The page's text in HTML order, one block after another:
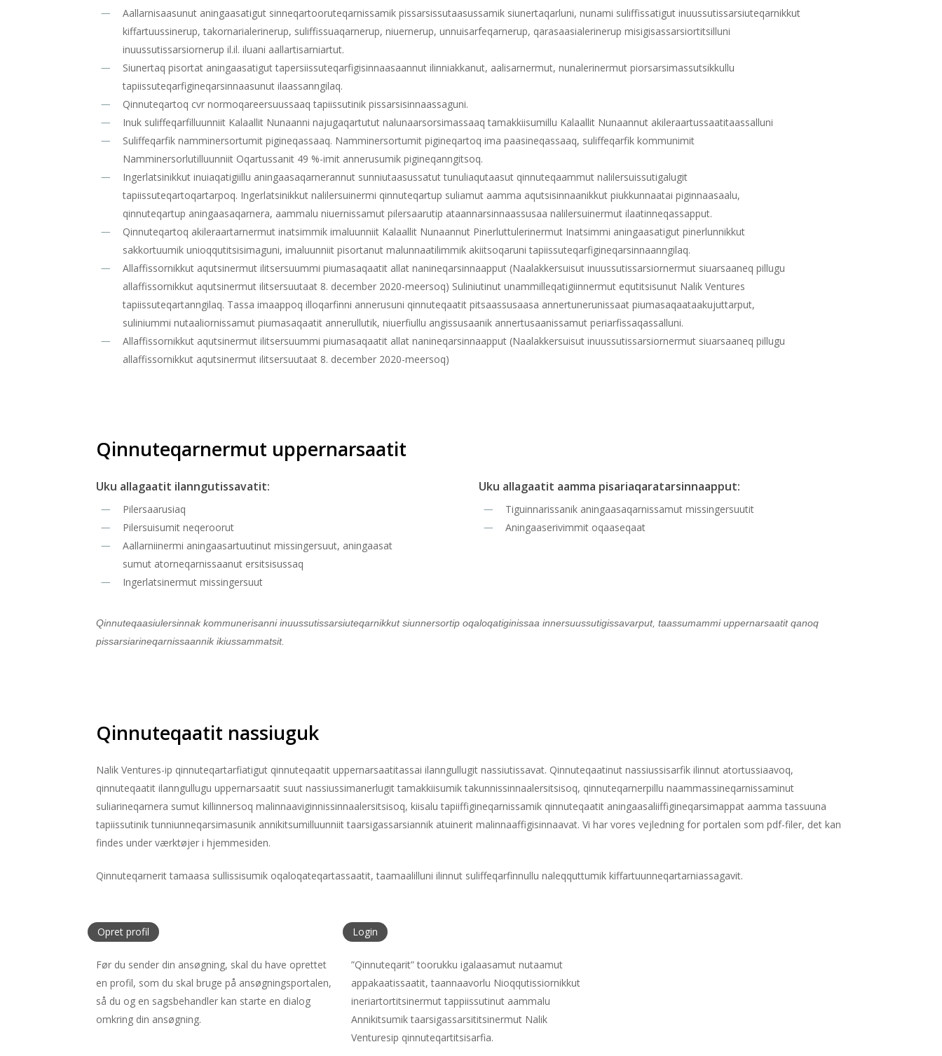
Aallarnisaasunut aningaasatigut sinneqartooruteqarnissamik pissarsissutaasussamik siunertaqarluni, nunami suliffissatigut inuussutissarsiuteqarnikkut
kiffartuussinerup, takornarialerinerup, suliffissuaqarnerup, niuernerup, unnuisarfeqarnerup, qarasaasialerinerup misigisassarsiortitsilluni
inuussutissarsiornerup il.il. iluani aallartisarniartut.
Siunertaq pisortat aningaasatigut tapersiissuteqarfigisinnaasaannut ilinniakkanut, aalisarnermut, nunalerinermut piorsarsimassutsikkullu
tapiissuteqarfigineqarsinnaasunut ilaassanngilaq.
Qinnuteqartoq cvr normoqareersuussaaq tapiissutinik pissarsisinnaassaguni.
Inuk suliffeqarfilluunniit Kalaallit Nunaanni najugaqartutut nalunaarsorsimassaaq tamakkiisumillu Kalaallit Nunaannut akileraartussaatitaassalluni
Suliffeqarfik namminersortumit pigineqassaaq. Namminersortumit pigineqartoq ima paasineqassaaq, suliffeqarfik kommunimit
Namminersorlutilluunniit Oqartussanit 49 %-imit annerusumik pigineqanngitsoq.
Ingerlatsinikkut inuiaqatigiillu aningaasaqarnerannut sunniutaasussatut tunuliaqutaasut qinnuteqaammut nalilersuissutigalugit
tapiissuteqartoqartarpoq. Ingerlatsinikkut nalilersuinermi qinnuteqartup suliamut aamma aqutsisinnaanikkut piukkunnaatai piginnaasaalu,
qinnuteqartup aningaasaqarnera, aammalu niuernissamut pilersaarutip ataannarsinnaassusaa nalilersuinermut ilaatinneqassapput.
Qinnuteqartoq akileraartarnermut inatsimmik imaluunniit Kalaallit Nunaannut Pinerluttulerinermut Inatsimmi aningaasatigut pinerlunnikkut
sakkortuumik unioqqutitsisimaguni, imaluunniit pisortanut malunnaatilimmik akiitsoqaruni tapiissuteqarfigineqarsinnaanngilaq.
Allaffissornikkut aqutsinermut ilitsersuummi piumasaqaatit allat nanineqarsinnaapput (Naalakkersuisut inuussutissarsiornermut siuarsaaneq pillugu
allaffissornikkut aqutsinermut ilitsersuutaat 8. december 2020-meersoq) Suliniutinut unammilleqatigiinnermut equtitsisunut Nalik Ventures
tapiissuteqartanngilaq. Tassa imaappoq illoqarfinni annerusuni qinnuteqaatit pitsaassusaasa annertunerunissaat piumasaqaataakujuttarput,
suliniummi nutaaliornissamut piumasaqaatit annerullutik, niuerfiullu angissusaanik annertusaanissamut periarfissaqassalluni.
Allaffissornikkut aqutsinermut ilitsersuummi piumasaqaatit allat nanineqarsinnaapput (Naalakkersuisut inuussutissarsiornermut siuarsaaneq pillugu
allaffissornikkut aqutsinermut ilitsersuutaat 8. december 2020-meersoq)
Qinnuteqarnermut uppernarsaatit
Uku allagaatit ilanngutissavatit:
Pilersaarusiaq
Pilersuisumit neqeroorut
Aallarniinermi aningaasartuutinut missingersuut, aningaasat
sumut atorneqarnissaanut ersitsisussaq
Ingerlatsinermut missingersuut
Uku allagaatit aamma pisariaqaratarsinnaapput:
Tiguinnarissanik aningaasaqarnissamut missingersuutit
Aningaaserivimmit oqaaseqaat
Qinnuteqaasiulersinnak kommunerisanni inuussutissarsiuteqarnikkut siunnersortip oqaloqatiginissaa innersuussutigissavarput, taassumammi uppernarsaatit qanoq
pissarsiarineqarnissaannik ikiussammatsit.
Qinnuteqaatit nassiuguk
Nalik Ventures-ip qinnuteqartarfiatigut qinnuteqaatit uppernarsaatitassai ilanngullugit nassiutissavat. Qinnuteqaatinut nassiussisarfik ilinnut atortussiaavoq,
qinnuteqaatit ilanngullugu uppernarsaatit suut nassiussimanerlugit tamakkiisumik takunnissinnaalersitsisoq, qinnuteqarnerpillu naammassineqarnissaminut
suliarineqarnera sumut killinnersoq malinnaaviginnissinnaalersitsisoq, kiisalu tapiiffigineqarnissamik qinnuteqaatit aningaasaliiffigineqarsimappat aamma tassuuna
tapiissutinik tunniunneqarsimasunik annikitsumilluunniit taarsigassarsiannik atuinerit malinnaaffigisinnaavat. Vi har vores vejledning for portalen som pdf-filer, det kan
findes under værktøjer i hjemmesiden.
Qinnuteqarnerit tamaasa sullissisumik oqaloqateqartassaatit, taamaalilluni ilinnut suliffeqarfinnullu naleqquttumik kiffartuunneqartarniassagavit.
Opret profil
Før du sender din ansøgning, skal du have oprettet
en profil, som du skal bruge på ansøgningsportalen,
så du og en sagsbehandler kan starte en dialog
omkring din ansøgning.
Login
”Qinnuteqarit” toorukku igalaasamut nutaamut
appakaatissaatit, taannaavorlu Nioqqutissiornikkut
ineriartortitsinermut tappiissutinut aammalu
Annikitsumik taarsigassarsititsinermut Nalik
Venturesip qinnuteqartitsisarfia.